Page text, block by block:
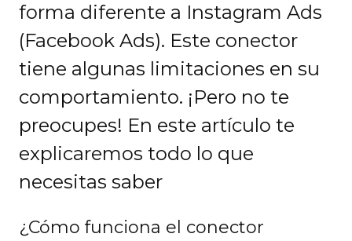
forma diferente a Instagram Ads
(Facebook Ads). Este conector
tiene algunas limitaciones en su
comportamiento. ¡Pero no te
preocupes! En este artículo te
explicaremos todo lo que
necesitas saber
¿Cómo funciona el conector